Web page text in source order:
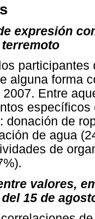
expresión
alguna forma
Entre
donación de
de agua
de
valores,
15 de